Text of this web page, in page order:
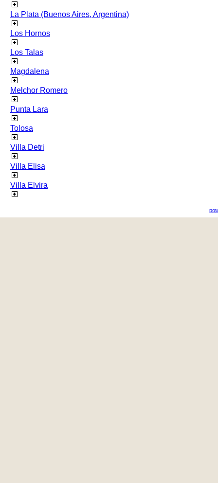
La Plata (Buenos Aires, Argentina)
Los Hornos
Los Talas
Magdalena
Melchor Romero
Punta Lara
Tolosa
Villa Detri
Villa Elisa
Villa Elvira